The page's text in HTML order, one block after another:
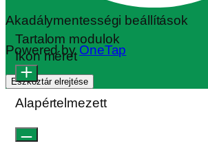
Akadálymentességi beállítások
Powered by OneTap
Eszköztár elrejtése
Tartalom modulok
Ikon méret
Alapértelmezett